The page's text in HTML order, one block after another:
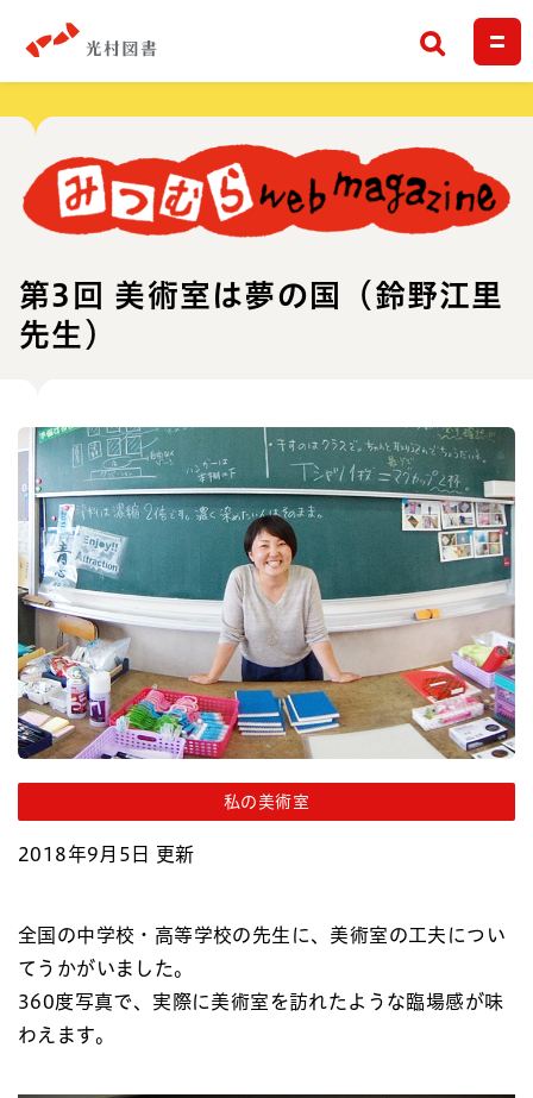
検索
第3回 美術室は夢の国（鈴野江里
先生）
私の美術室
2018年9月5日 更新
全国の中学校・高等学校の先生に、美術室の工夫につい
てうかがいました。
360度写真で、実際に美術室を訪れたような臨場感が味
わえます。